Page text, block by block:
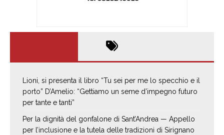
Lioni, si presenta il libro “Tu sei per me lo specchio e il
porto” D’Amelio: “Gettiamo un seme d’impegno futuro
per tante e tanti”
Per la dignità del gonfalone di Sant’Andrea — Appello
per l’inclusione e la tutela delle tradizioni di Sirignano